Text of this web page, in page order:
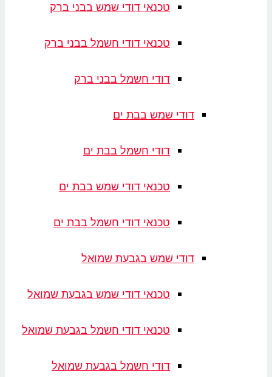
טכנאי דודי שמש בבני ברק
טכנאי דודי חשמל בבני ברק
דודי חשמל בבני ברק
דודי שמש בבת ים
דודי חשמל בבת ים
טכנאי דודי שמש בבת ים
טכנאי דודי חשמל בבת ים
דודי שמש בגבעת שמואל
טכנאי דודי שמש בגבעת שמואל
טכנאי דודי חשמל בגבעת שמואל
דודי חשמל בגבעת שמואל